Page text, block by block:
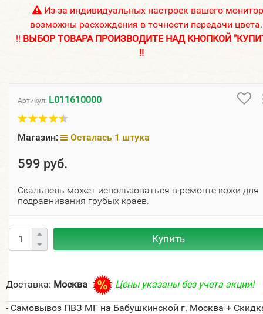
Из-за индивидуальных настроек вашего
возможны расхождения в точности передачи цвета.
!! ВЫБОР ТОВАРА ПРОИЗВОДИТЕ НАД КНОПКОЙ
!!
Артикул: L011610000
Магазин: Осталась 1 штука
599 руб.
Скальпель может использоваться в ремонте кожи для
подравнивания грубых краев.
Купить
Доставка: Москва Цены указаны без учета акции!
- Самовывоз ПВЗ МГ на Бабушкинской г. Москва +